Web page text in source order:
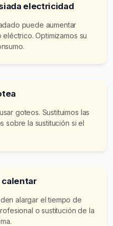
electricidad
puede aumentar
Optimizamos su
goteos. Sustituimos las
sobre la sustitución si el
calentar
alargar el tiempo de
o sustitución de la